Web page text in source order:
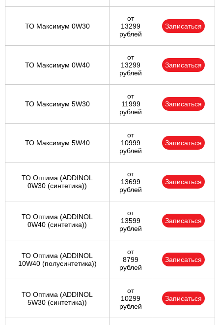
ТО Максимум 0W30
от
13299
рублей
Записаться
ТО Максимум 0W40
от
13299
рублей
Записаться
ТО Максимум 5W30
от
11999
рублей
Записаться
ТО Максимум 5W40
от
10999
рублей
Записаться
ТО Оптима (ADDINOL
0W30 (синтетика))
от
13699
рублей
Записаться
ТО Оптима (ADDINOL
0W40 (синтетика))
от
13599
рублей
Записаться
ТО Оптима (ADDINOL
10W40 (полусинтетика))
от
8799
рублей
Записаться
ТО Оптима (ADDINOL
5W30 (синтетика))
от
10299
рублей
Записаться